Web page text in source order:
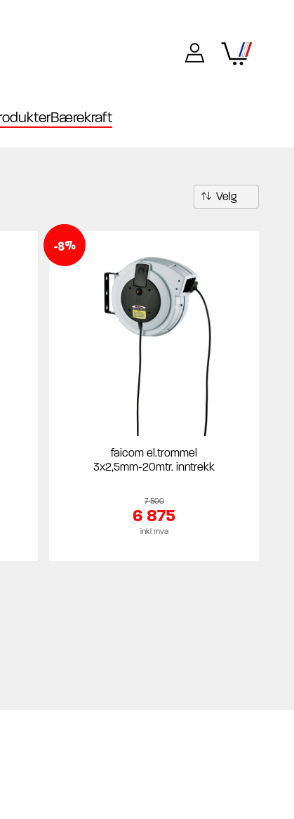
Bærekraft
-8%
faicom el.trommel
3x2,5mm-20mtr. inntrekk
7 500
6 875
inkl mva